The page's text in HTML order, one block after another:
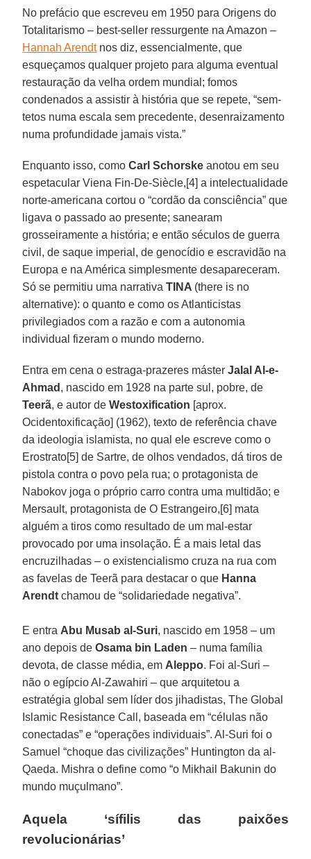
No prefácio que escreveu em 1950 para Origens do
Totalitarismo – best-seller ressurgente na Amazon –
Hannah Arendtnos diz, essencialmente, que
esqueçamos qualquer projeto para alguma eventual
restauração da velha ordem mundial; fomos
condenados a assistir à história que se repete, “sem-
tetos numa escala sem precedente, desenraizamento
numa profundidade jamais vista.”
Enquanto isso, comoCarl Schorske anotou em seu
espetacular Viena Fin-De-Siècle,[4] a intelectualidade
norte-americana cortou o “cordão da consciência” que
ligava o passado ao presente; sanearam
grosseiramente a história; e então séculos de guerra
civil, de saque imperial, de genocídio e escravidão na
Europa e na América simplesmente desapareceram.
Só se permitiu uma narrativaTINA (there is no
alternative): o quanto e como os Atlanticistas
privilegiados com a razão e com a autonomia
individual fizeram o mundo moderno.
Entra em cena o estraga-prazeres másterJalal Al-e-
Ahmad , nascido em 1928 na parte sul, pobre, de
Teerã, e autor deWestoxification [aprox.
Ocidentoxificação] (1962), texto de referência chave
da ideologia islamista, no qual ele escreve como o
Erostrato[5] de Sartre, de olhos vendados, dá tiros de
pistola contra o povo pela rua; o protagonista de
Nabokov joga o próprio carro contra uma multidão; e
Mersault, protagonista de O Estrangeiro,[6] mata
alguém a tiros como resultado de um mal-estar
provocado por uma insolação. É a mais letal das
encruzilhadas – o existencialismo cruza na rua com
as favelas de Teerã para destacar o que Hanna
Arendt chamou de “solidariedade negativa”.
E entra Abu Musab al-Suri, nascido em 1958 – um
ano depois deOsama bin Laden – numa família
devota, de classe média, em Aleppo. Foi al-Suri –
não o egípcio Al-Zawahiri – que arquitetou a
estratégia global sem líder dos jihadistas, The Global
Islamic Resistance Call, baseada em “células não
conectadas” e “operações individuais”. Al-Suri foi o
Samuel “choque das civilizações” Huntington da al-
Qaeda. Mishra o define como “o Mikhail Bakunin do
mundo muçulmano”.
Aquela ‘sífilis das paixões
revolucionárias’